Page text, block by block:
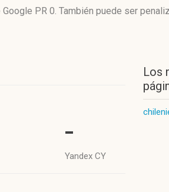
PR 0. También puede ser
-
Yandex CY
Los